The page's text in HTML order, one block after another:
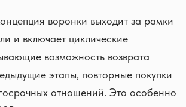
воронки выходит за рамки
и включает циклические
возможность возврата
этапы, повторные покупки
отношений. Это особенно